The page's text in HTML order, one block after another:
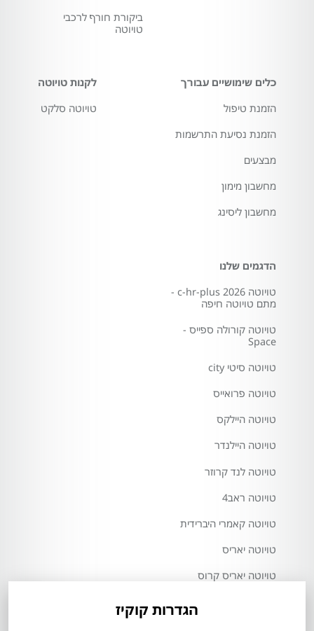
ביקורת חורף לרכבי
טויוטה
כלים שימושיים עבורך
הזמנת טיפול
הזמנת נסיעת התרשמות
מבצעים
מחשבון מימון
מחשבון ליסינג
לקנות טויוטה
טויוטה סלקט
הדגמים שלנו
טויוטה c-hr-plus 2026 -
מתם טויוטה חיפה
טויוטה קורולה ספייס -
Space
טויוטה סיטי city
טויוטה פרואייס
טויוטה היילקס
טויוטה היילנדר
טויוטה לנד קרוזר
טויוטה ראב4
טויוטה קאמרי היברידית
טויוטה יאריס
טויוטה יאריס קרוס
הגדרות קוקיז